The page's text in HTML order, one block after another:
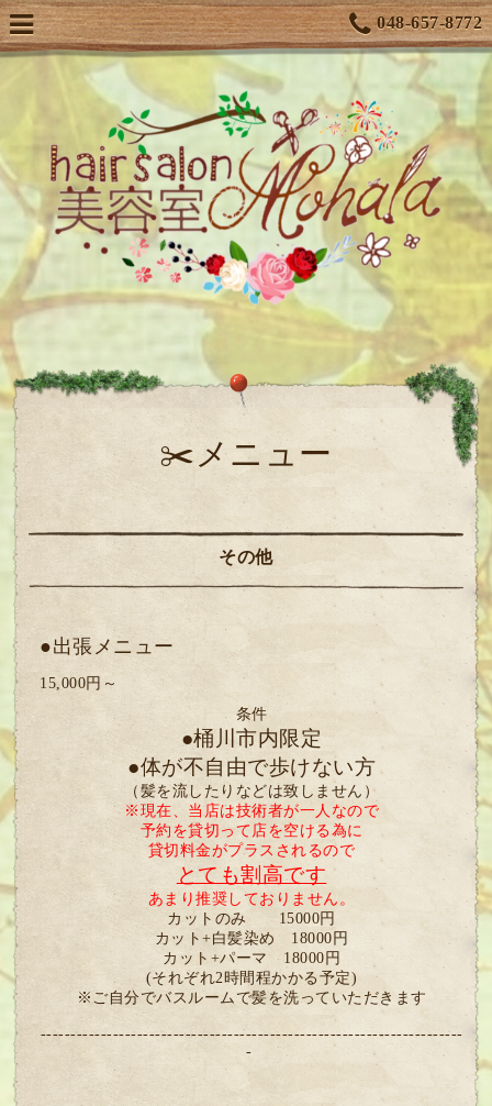
048-657-8772
✂️メニュー
その他
●出張メニュー
15,000円～
条件
●桶川市内限定
●体が不自由で歩けない方
（髪を流したりなどは致しません）
※現在、当店は技術者が一人なので
予約を貸切って店を空ける為に
貸切料金がプラスされるので
とても割高です
あまり推奨しておりません。
カットのみ 15000円
カット+白髪染め 18000円
カット+パーマ 18000円
(それぞれ2時間程かかる予定)
※ご自分でバスルームで髪を洗っていただきます
----------------------------------------------------------------------
-